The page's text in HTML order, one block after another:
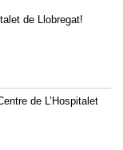
de Llobregat!
de L’Hospitalet